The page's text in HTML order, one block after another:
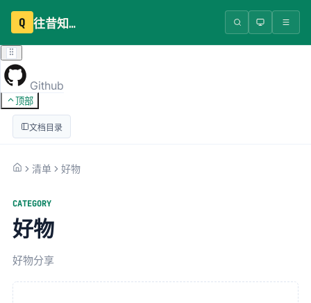
Q 往昔知识库
Github
顶部
文档目录
清单 好物
CATEGORY
好物
好物分享